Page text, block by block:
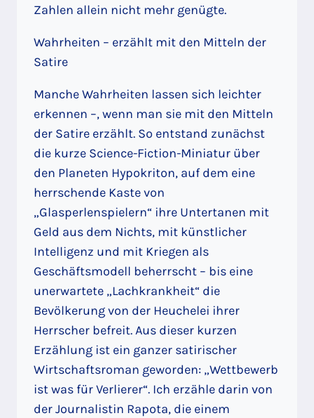
Zahlen allein nicht mehr genügte.
Wahrheiten – erzählt mit den Mitteln der
Satire
Manche Wahrheiten lassen sich leichter
erkennen –, wenn man sie mit den Mitteln
der Satire erzählt. So entstand zunächst
die kurze Science-Fiction-Miniatur über
den Planeten Hypokriton, auf dem eine
herrschende Kaste von
„Glasperlenspielern“ ihre Untertanen mit
Geld aus dem Nichts, mit künstlicher
Intelligenz und mit Kriegen als
Geschäftsmodell beherrscht – bis eine
unerwartete „Lachkrankheit“ die
Bevölkerung von der Heuchelei ihrer
Herrscher befreit. Aus dieser kurzen
Erzählung ist ein ganzer satirischer
Wirtschaftsroman geworden: „Wettbewerb
ist was für Verlierer“. Ich erzähle darin von
der Journalistin Rapota, die einem